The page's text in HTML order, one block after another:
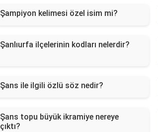
Şampiyon kelimesi özel isim mi?
Şanlıurfa ilçelerinin kodları nelerdir?
Şans ile ilgili özlü söz nedir?
Şans topu büyük ikramiye nereye
çıktı?